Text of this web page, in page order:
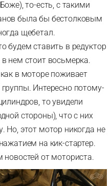
то-есть, с такими
была бы бестолковым
щебетал.
будем ставить в редуктор
нем стоит восьмерка.
в моторе поживает
Интересно потому-
то увидели
стороны), что с них
Но, этот мотор никогда не
на кик-стартер.
от моториста.